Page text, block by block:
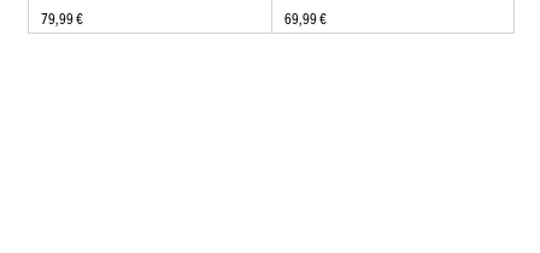
79,99 € 69,99 €